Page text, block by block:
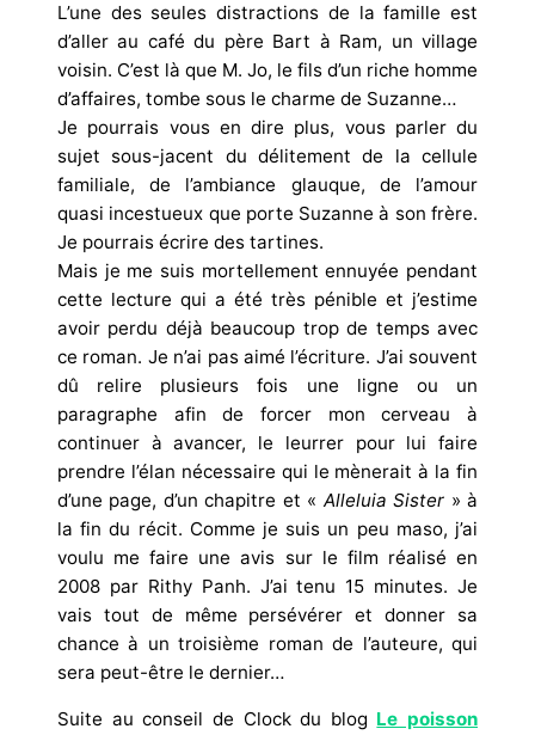
L’une des seules distractions de la famille est
d’aller au café du père Bart à Ram, un village
voisin. C’est là que M. Jo, le fils d’un riche homme
d’affaires, tombe sous le charme de Suzanne…
Je pourrais vous en dire plus, vous parler du
sujet sous-jacent du délitement de la cellule
familiale, de l’ambiance glauque, de l’amour
quasi incestueux que porte Suzanne à son frère.
Je pourrais écrire des tartines.
Mais je me suis mortellement ennuyée pendant
cette lecture qui a été très pénible et j’estime
avoir perdu déjà beaucoup trop de temps avec
ce roman. Je n’ai pas aimé l’écriture. J’ai souvent
dû relire plusieurs fois une ligne ou un
paragraphe afin de forcer mon cerveau à
continuer à avancer, le leurrer pour lui faire
prendre l’élan nécessaire qui le mènerait à la fin
d’une page, d’un chapitre et « Alleluia Sister » à
la fin du récit. Comme je suis un peu maso, j’ai
voulu me faire une avis sur le film réalisé en
2008 par Rithy Panh. J’ai tenu 15 minutes. Je
vais tout de même persévérer et donner sa
chance à un troisième roman de l’auteure, qui
sera peut-être le dernier…
Suite au conseil de Clock du blog Le poisson